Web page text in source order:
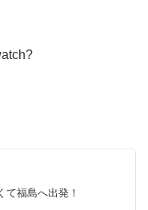
て福島へ出発！